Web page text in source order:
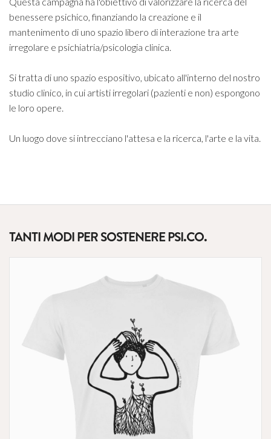
benessere psichico, finanziando la creazione e il
mantenimento di uno spazio libero di interazione tra arte
irregolare e psichiatria/psicologia clinica.
Si tratta di uno spazio espositivo, ubicato all'interno del nostro
studio clinico, in cui artisti irregolari (pazienti e non) espongono
le loro opere.
Un luogo dove si intrecciano l'attesa e la ricerca, l'arte e la vita.
TANTI MODI PER SOSTENERE PSI.CO.